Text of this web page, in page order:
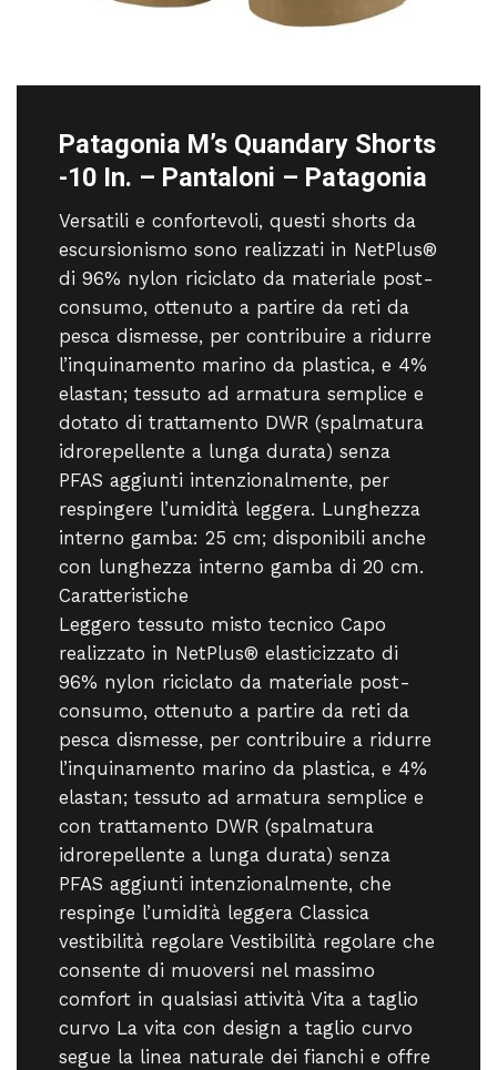
Patagonia M’s Quandary Shorts
-10 In. – Pantaloni – Patagonia
Versatili e confortevoli, questi shorts da
escursionismo sono realizzati in NetPlus®
di 96% nylon riciclato da materiale post-
consumo, ottenuto a partire da reti da
pesca dismesse, per contribuire a ridurre
l’inquinamento marino da plastica, e 4%
elastan; tessuto ad armatura semplice e
dotato di trattamento DWR (spalmatura
idrorepellente a lunga durata) senza
PFAS aggiunti intenzionalmente, per
respingere l’umidità leggera. Lunghezza
interno gamba: 25 cm; disponibili anche
con lunghezza interno gamba di 20 cm.
Caratteristiche
Leggero tessuto misto tecnico Capo
realizzato in NetPlus® elasticizzato di
96% nylon riciclato da materiale post-
consumo, ottenuto a partire da reti da
pesca dismesse, per contribuire a ridurre
l’inquinamento marino da plastica, e 4%
elastan; tessuto ad armatura semplice e
con trattamento DWR (spalmatura
idrorepellente a lunga durata) senza
PFAS aggiunti intenzionalmente, che
respinge l’umidità leggera Classica
vestibilità regolare Vestibilità regolare che
consente di muoversi nel massimo
comfort in qualsiasi attività Vita a taglio
curvo La vita con design a taglio curvo
segue la linea naturale dei fianchi e offre